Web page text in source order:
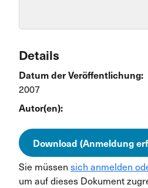
Details
Datum der Veröffentlichung:
2007
Autor(en):
Download (Anmeldung
Sie müssen sich anmelden
um auf dieses Dokument